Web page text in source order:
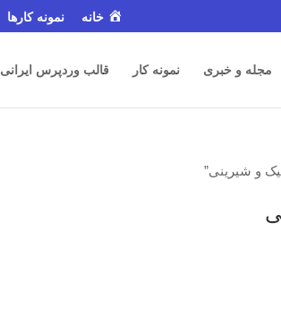
خانه نمونه کارها
مجله و خبری نمونه کار قالب وردپرس ایرانی
و شیرینی”